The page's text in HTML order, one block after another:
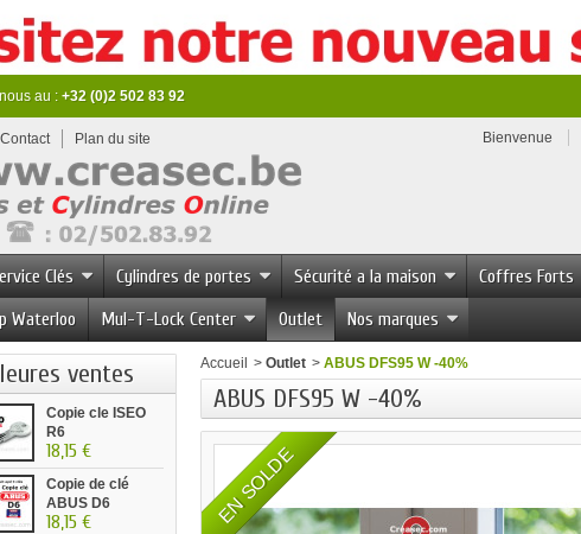
au : +32 (0)2 502 83 92
Contact Plan du site Bienvenue
Clés Cylindres de portes Sécurité a la maison Coffres Forts
Waterloo
Mul-T-Lock Center Outlet Nos marques
ventes
Copie cle ISEO
R6
18,15 €
Copie de clé
ABUS D6
18,15 €
Accueil > Outlet > ABUS DFS95 W -40%
ABUS DFS95 W -40%
EN SOLDE